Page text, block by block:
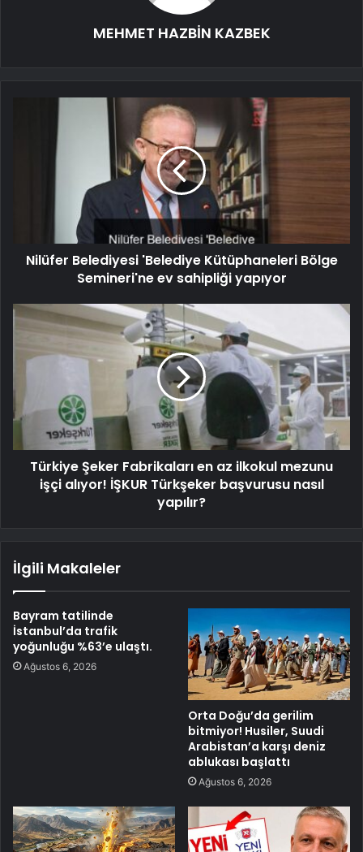
MEHMET HAZBİN KAZBEK
Nilüfer Belediyesi 'Belediye Kütüphaneleri Bölge
Semineri'ne ev sahipliği yapıyor
Türkiye Şeker Fabrikaları en az ilkokul mezunu
işçi alıyor! İŞKUR Türkşeker başvurusu nasıl
yapılır?
İlgili Makaleler
Bayram tatilinde
İstanbul’da trafik
yoğunluğu %63’e ulaştı.
Ağustos 6, 2026
Orta Doğu’da gerilim
bitmiyor! Husiler, Suudi
Arabistan’a karşı deniz
ablukası başlattı
Ağustos 6, 2026